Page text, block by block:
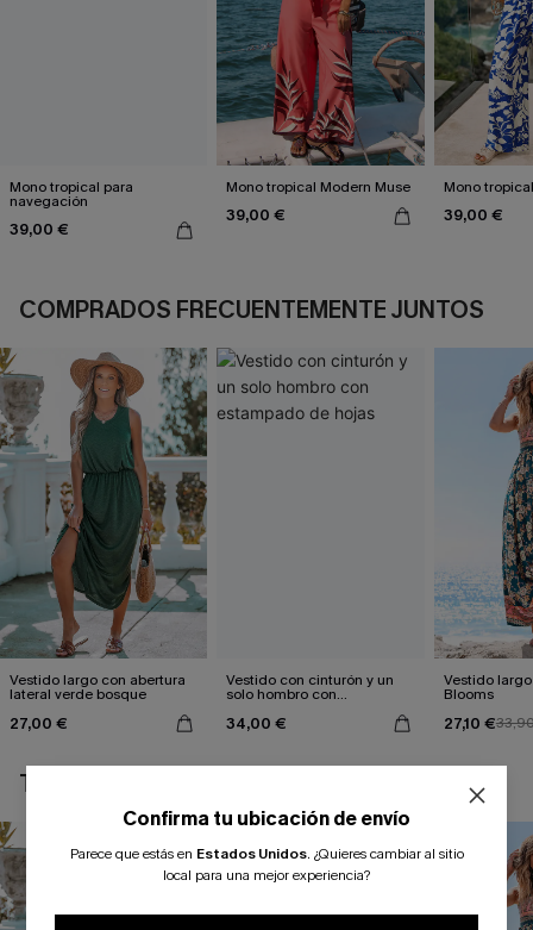
Mono tropical para
navegación
39,00 €
Mono tropical Modern Muse
39,00 €
Mono
39,00 €
COMPRADOS FRECUENTEMENTE JUNTOS
Vestido largo con abertura
lateral verde bosque
27,00 €
Vestido con cinturón y un
solo hombro con
34,00 €
Vestido
Blooms
27,10 €
TAMBIÉN TE PUEDE GUSTAR
Confirma tu ubicación de envío
Parece que estás en Estados Unidos. ¿Quieres cambiar al sitio
local para una mejor experiencia?